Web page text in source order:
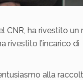
CNR, ha rivestito un
rivestito l’incarico di
alla